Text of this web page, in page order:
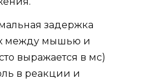
задержка
между мышью и
выражается в мс)
в реакции и